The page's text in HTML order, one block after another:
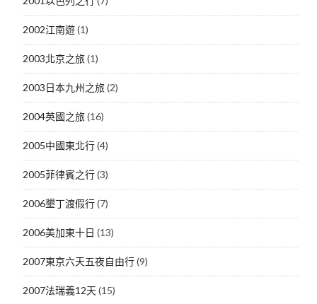
2002江南遊(1)
2003北京之旅(1)
2003日本九州之旅(2)
2004英國之旅(16)
2005中國東北行(4)
2005菲律賓之行(3)
2006墾丁渡假行(7)
2006美加東十日 (13)
2007東京六天五夜自由行(9)
2007法瑞義12天(15)